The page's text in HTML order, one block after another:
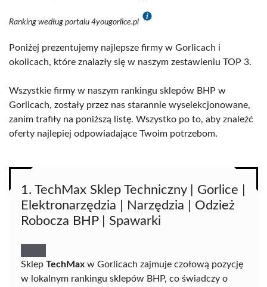
Ranking według portalu 4yougorlice.pl
Poniżej prezentujemy najlepsze firmy w Gorlicach i
okolicach, które znalazły się w naszym zestawieniu TOP 3.
Wszystkie firmy w naszym rankingu sklepów BHP w
Gorlicach, zostały przez nas starannie wyselekcjonowane,
zanim trafiły na poniższą listę. Wszystko po to, aby znaleźć
oferty najlepiej odpowiadające Twoim potrzebom.
1. TechMax Sklep Techniczny | Gorlice |
Elektronarzędzia | Narzędzia | Odzież
Robocza BHP | Spawarki
Sklep TechMax w Gorlicach zajmuje czołową pozycję
w lokalnym rankingu sklepów BHP, co świadczy o